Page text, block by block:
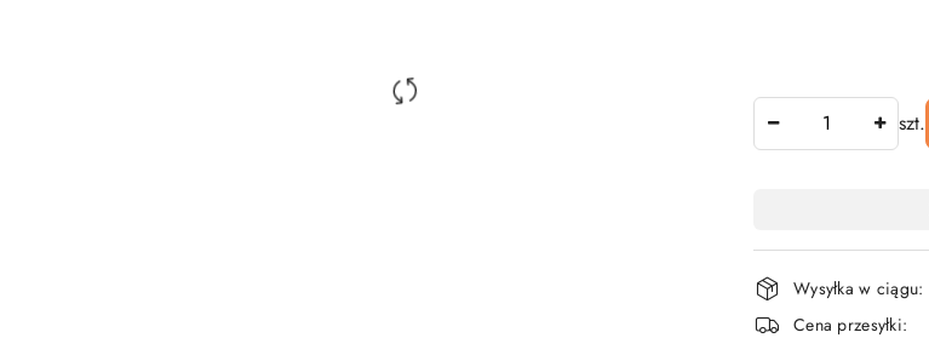
szt.
i
dostawa
Wysyłka w ciągu:
Cena przesyłki: